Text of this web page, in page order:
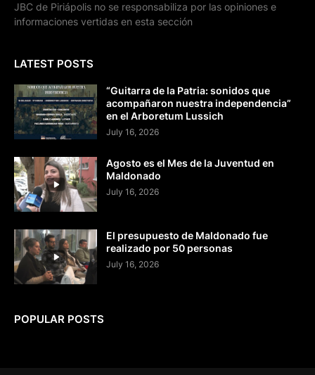
JBC de Piriápolis no se responsabiliza por las opiniones e
informaciones vertidas en esta sección
LATEST POSTS
“Guitarra de la Patria: sonidos que
acompañaron nuestra independencia”
en el Arboretum Lussich
July 16, 2026
Agosto es el Mes de la Juventud en
Maldonado
July 16, 2026
El presupuesto de Maldonado fue
realizado por 50 personas
July 16, 2026
POPULAR POSTS